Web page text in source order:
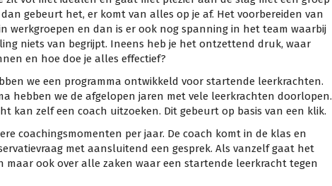
gebeurt het, er komt van alles op je af. Het voorbereiden van
werkgroepen en dan is er ook nog spanning in het team waarbij
niets van begrijpt. Ineens heb je het ontzettend druk, waar
en hoe doe je alles effectief?
we een programma ontwikkeld voor startende leerkrachten.
hebben we de afgelopen jaren met vele leerkrachten doorlopen.
kan zelf een coach uitzoeken. Dit gebeurt op basis van een klik.
coachingsmomenten per jaar. De coach komt in de klas en
met aansluitend een gesprek. Als vanzelf gaat het
maar ook over alle zaken waar een startende leerkracht tegen